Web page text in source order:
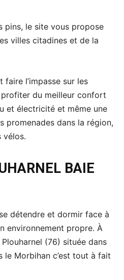
pins, le site vous propose
villes citadines et de la
l’impasse sur les
du meilleur confort
et électricité et même une
promenades dans la région,
vélos.
BAIE
détendre et dormir face à
environnement propre. À
(76) située dans
le Morbihan c’est tout à fait